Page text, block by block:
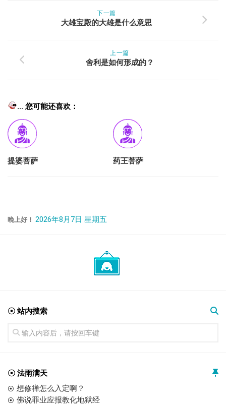
下一篇
大雄宝殿的大雄是什么意思
上一篇
舍利是如何形成的？
... 您可能还喜欢：
提婆菩萨 药王菩萨
晚上好！ 2026年8月7日 星期五
☉ 站内搜索
☉ 法雨满天
想修禅怎么入定啊？
佛说罪业应报教化地狱经